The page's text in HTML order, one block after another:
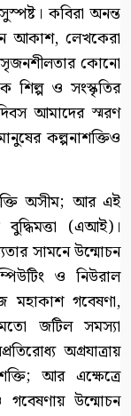
কবিরা অনন্ত
আকাশ, লেখকেরা
সৃজনশীলতার কোনো
শিল্প ও সংস্কৃতির
আমাদের স্মরণ
কল্পনাশক্তিও
অসীম; আর এই
(এআই)।
সামনে উন্মোচন
ও নিউরাল
মহাকাশ গবেষণা,
জটিল সমস্যা
অগ্রযাত্রায়
আর এক্ষেত্রে
গবেষণায় উন্মোচন